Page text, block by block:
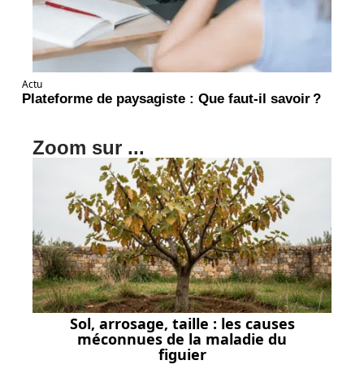
Actu
Plateforme de paysagiste : Que faut-il savoir ?
Zoom sur ...
Sol, arrosage, taille : les causes
méconnues de la maladie du
figuier